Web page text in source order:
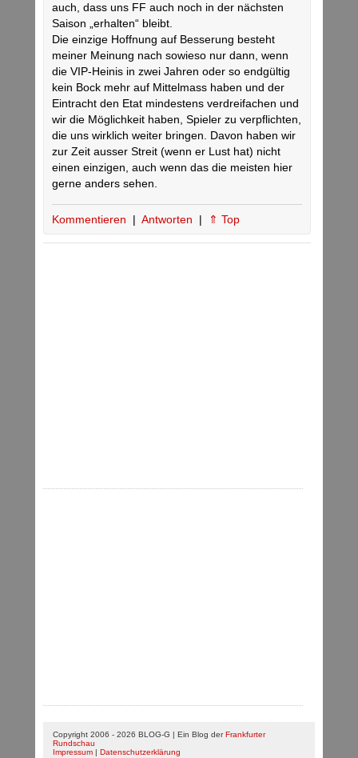
auch, dass uns FF auch noch in der nächsten
Saison „erhalten“ bleibt.
Die einzige Hoffnung auf Besserung besteht
meiner Meinung nach sowieso nur dann, wenn
die VIP-Heinis in zwei Jahren oder so endgültig
kein Bock mehr auf Mittelmass haben und der
Eintracht den Etat mindestens verdreifachen und
wir die Möglichkeit haben, Spieler zu verpflichten,
die uns wirklich weiter bringen. Davon haben wir
zur Zeit ausser Streit (wenn er Lust hat) nicht
einen einzigen, auch wenn das die meisten hier
gerne anders sehen.
Kommentieren | Antworten | ⇑ Top
Copyright 2006 - 2026 BLOG-G | Ein Blog derFrankfurter
Rundschau
Impressum | Datenschutzerklärung